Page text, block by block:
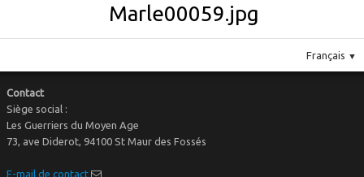
Marle00059.jpg
Français ▼
Contact
Siège social :
Les Guerriers du Moyen Age
73, ave Diderot, 94100 St Maur des Fossés
E-mail de contact